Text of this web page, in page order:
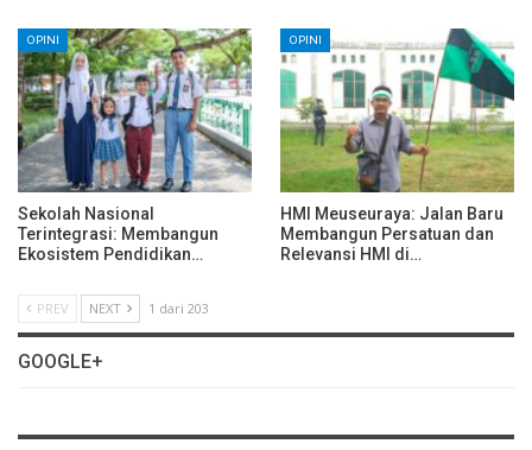
OPINI
Sekolah Nasional
Terintegrasi: Membangun
Ekosistem Pendidikan…
OPINI
HMI Meuseuraya: Jalan Baru
Membangun Persatuan dan
Relevansi HMI di…
PREV NEXT 1 dari 203
GOOGLE+